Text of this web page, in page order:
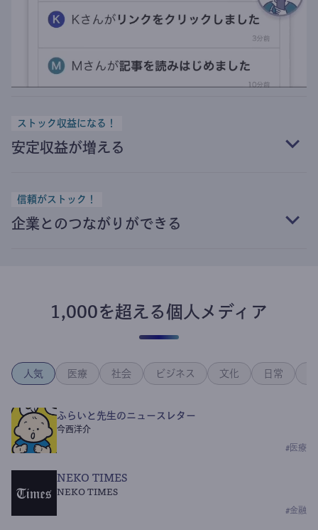
ストック収益になる！
安定収益が増える
信頼がストック！
企業とのつながりができる
1,000を超える個人メディア
人気 医療 社会 ビジネス 文化 日常
ふらいと先生のニュースレター
今西洋介
# 医療
NEKO TIMES
NEKO TIMES
#金融